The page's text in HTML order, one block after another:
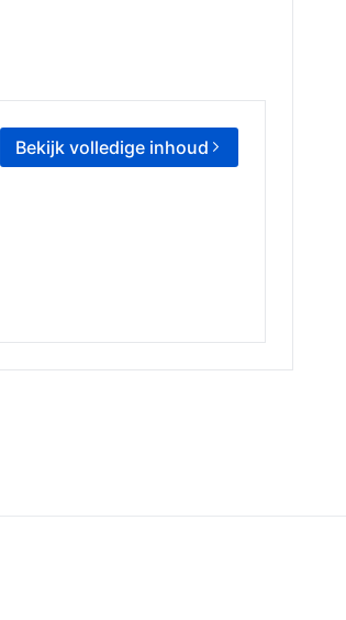
Bekijk volledige inhoud